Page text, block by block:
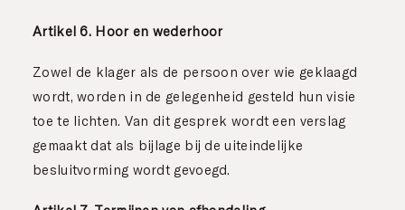
Artikel 6. Hoor en wederhoor
Zowel de klager als de persoon over wie geklaagd
wordt, worden in de gelegenheid gesteld hun visie
toe te lichten. Van dit gesprek wordt een verslag
gemaakt dat als bijlage bij de uiteindelijke
besluitvorming wordt gevoegd.